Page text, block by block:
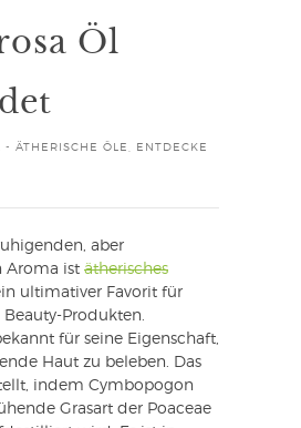
Öl
- ÄTHERISCHE ÖLE
ENTDECKE
aber
Aroma ist ätherisches
ultimativer Favorit für
Beauty-Produkten.
für seine Eigenschaft,
Haut zu beleben. Das
indem Cymbopogon
Grasart der Poaceae